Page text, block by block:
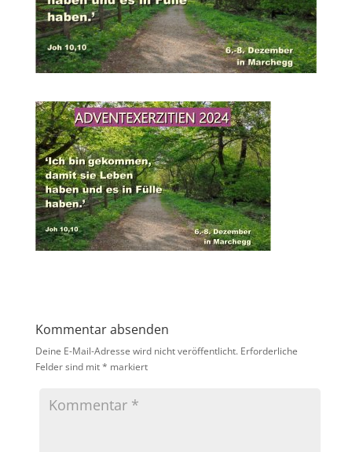
Kommentar absenden
Deine E-Mail-Adresse wird nicht veröffentlicht. Erforderliche
Felder sind mit* markiert